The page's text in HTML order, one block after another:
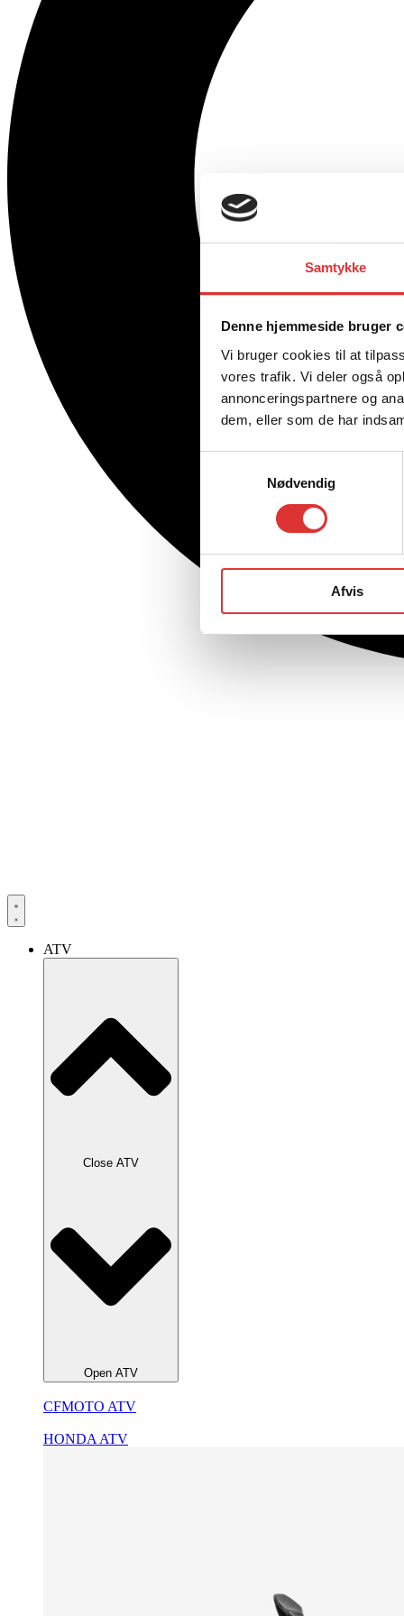
Samtykke
Denne hjemmeside bruger
Vi bruger cookies til at
vores trafik. Vi deler også
annonceringspartnere og
dem, eller som de har
Nødvendig
Afvis
ATV
Close ATV
Open ATV
CFMOTO ATV
HONDA ATV